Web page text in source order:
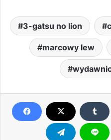
3-gatsu no lion
marcowy lew